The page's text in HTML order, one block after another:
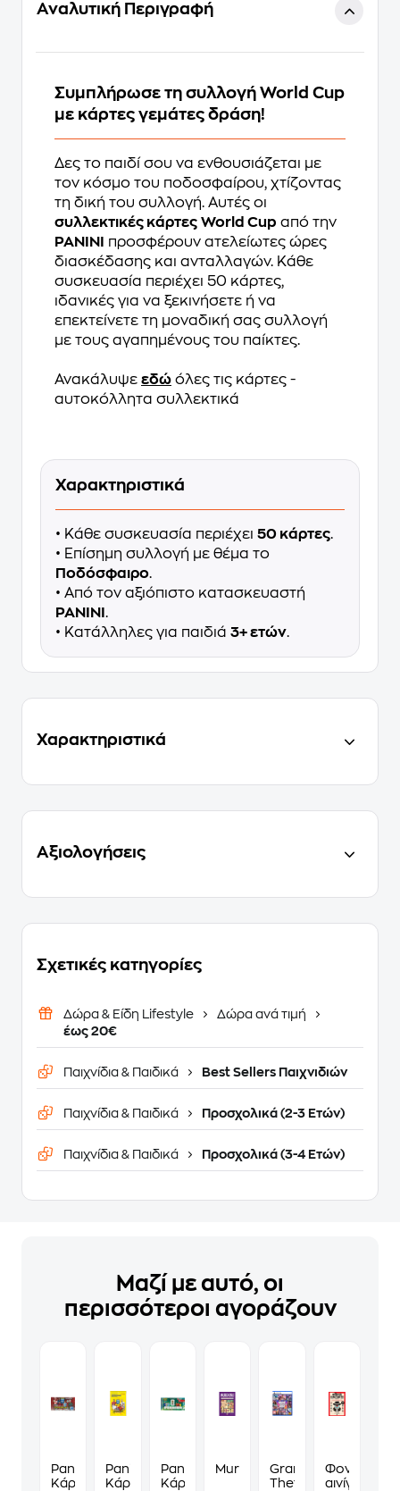
Αναλυτική Περιγραφή
Συμπλήρωσε τη συλλογή World Cup
με κάρτες γεμάτες δράση!
Δες το παιδί σου να ενθουσιάζεται με
τον κόσμο του ποδοσφαίρου, χτίζοντας
τη δική του συλλογή. Αυτές οι
συλλεκτικές κάρτες World Cup από την
PANINI
προσφέρουν ατελείωτες ώρες
διασκέδασης και ανταλλαγών. Κάθε
συσκευασία περιέχει 50 κάρτες,
ιδανικές για να ξεκινήσετε ή να
επεκτείνετε τη μοναδική σας συλλογή
με τους αγαπημένους του παίκτες.
Ανακάλυψε εδώ όλες τις κάρτες -
αυτοκόλλητα συλλεκτικά
Χαρακτηριστικά
• Κάθε συσκευασία περιέχει 50 κάρτες.
• Επίσημη συλλογή με θέμα το
Ποδόσφαιρο.
• Από τον αξιόπιστο κατασκευαστή
PANINI .
• Κατάλληλες για παιδιά 3+ ετών.
Χαρακτηριστικά
Αξιολογήσεις
Σχετικές κατηγορίες
Δώρα & Είδη Lifestyle
Δώρα ανά τιμή
έως 20€
Παιχνίδια & Παιδικά Best Sellers Παιχνιδιών
Παιχνίδια & Παιδικά Προσχολικά (2-3 Ετών)
Παιχνίδια & Παιδικά Προσχολικά (3-4 Ετών)
Μαζί με αυτό, οι
περισσότεροι αγοράζουν
Panini
Κάρτες
Panini
Κάρτες
Panini
Κάρτες
MurdokuGrand
Theft
Φονικά
αινίγματα